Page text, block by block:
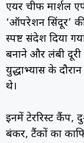
एयर चीफ मार्शल
‘ऑपरेशन सिंदूर’
स्पष्ट संदेश दिया
बनाने और लंबी
युद्धाभ्यास के
थे।
इनमें टेररिस्ट कैंप,
बंकर, टैंकों का